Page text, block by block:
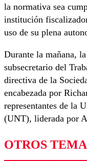
la normativa sea
institución
uso de su plena
Durante la mañana,
subsecretario del
directiva de la
encabezada por
representantes de la
(UNT), liderada por
OTROS